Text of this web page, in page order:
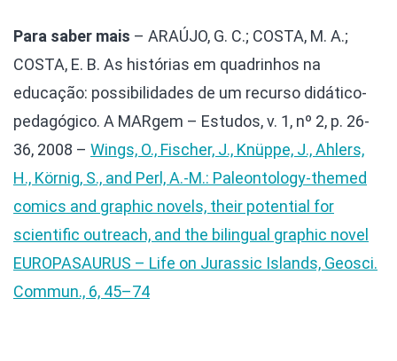
Para saber mais – ARAÚJO, G. C.; COSTA, M. A.;
COSTA, E. B. As histórias em quadrinhos na
educação: possibilidades de um recurso didático-
pedagógico. A MARgem – Estudos, v. 1, nº 2, p. 26-
36, 2008 – Wings, O., Fischer, J., Knüppe, J., Ahlers,
H., Körnig, S., and Perl, A.-M.: Paleontology-themed
comics and graphic novels, their potential for
scientific outreach, and the bilingual graphic novel
EUROPASAURUS – Life on Jurassic Islands, Geosci.
Commun., 6, 45–74